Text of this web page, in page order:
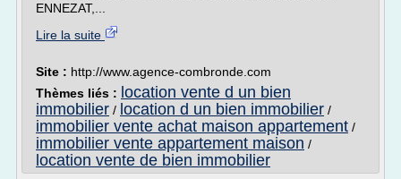
ENNEZAT,...
Lire la suite
Site : http://www.agence-combronde.com
Thèmes liés : location vente d un bien
immobilier / location d un bien immobilier /
immobilier vente achat maison appartement /
immobilier vente appartement maison /
location vente de bien immobilier